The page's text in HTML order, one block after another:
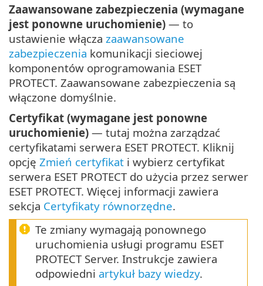
Zaawansowane zabezpieczenia (wymagane
jest ponowne uruchomienie) — to
ustawienie włącza zaawansowane
zabezpieczenia komunikacji sieciowej
komponentów oprogramowania ESET
PROTECT. Zaawansowane zabezpieczenia są
włączone domyślnie.
Certyfikat (wymagane jest ponowne
uruchomienie) — tutaj można zarządzać
certyfikatami serwera ESET PROTECT. Kliknij
opcję Zmień certyfikat i wybierz certyfikat
serwera ESET PROTECT do użycia przez serwer
ESET PROTECT. Więcej informacji zawiera
sekcja Certyfikaty równorzędne.
Te zmiany wymagają ponownego
uruchomienia usługi programu ESET
PROTECT Server. Instrukcje zawiera
odpowiedni artykuł bazy wiedzy.